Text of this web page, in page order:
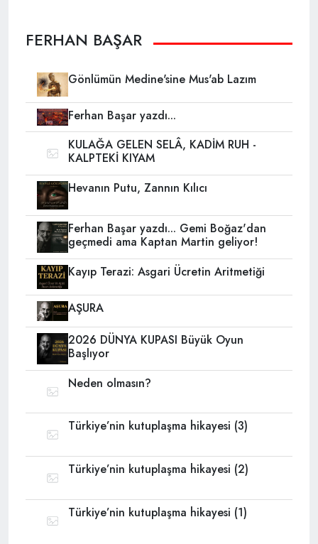
FERHAN BAŞAR
Gönlümün Medine'sine Mus'ab Lazım
Ferhan Başar yazdı...
KULAĞA GELEN SELÂ, KADİM RUH -
KALPTEKİ KIYAM
Hevanın Putu, Zannın Kılıcı
Ferhan Başar yazdı... Gemi Boğaz'dan
geçmedi ama Kaptan Martin geliyor!
Kayıp Terazi: Asgari Ücretin Aritmetiği
AŞURA
2026 DÜNYA KUPASI Büyük Oyun
Başlıyor
Neden olmasın?
Türkiye’nin kutuplaşma hikayesi (3)
Türkiye’nin kutuplaşma hikayesi (2)
Türkiye’nin kutuplaşma hikayesi (1)